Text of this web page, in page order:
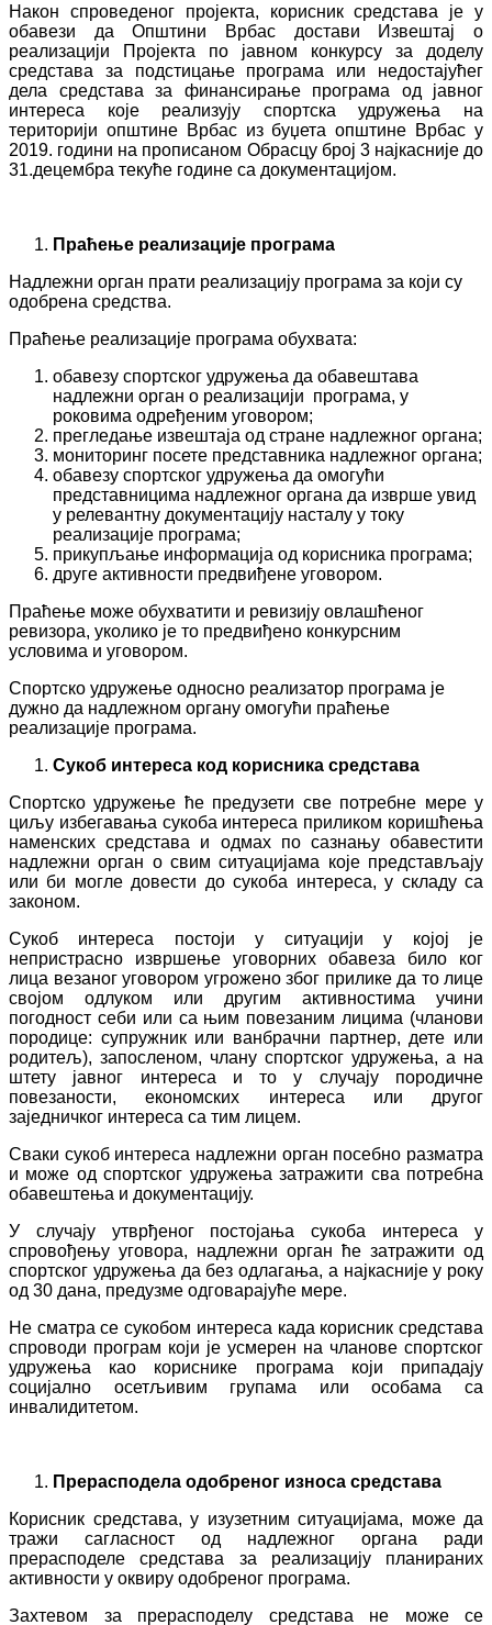
Након спроведеног пројекта, корисник средстава је у
обавези да Општини Врбас достави Извештај о
реализацији Пројекта по јавном конкурсу за доделу
средстава за подстицање програма или недостајућег
дела средстава за финансирање програма од јавног
интереса које реализују спортска удружења на
територији општине Врбас из буџета општине Врбас у
2019. години на прописаном Обрасцу број 3 најкасније до
31.децембра текуће године са документацијом.
Праћење реализације програма
Надлежни орган прати реализацију програма за који су
одобрена средства.
Праћење реализације програма обухвата:
обавезу спортског удружења да обавештава
надлежни орган о реализацији програма, у
роковима одређеним уговором;
прегледање извештаја од стране надлежног органа;
мониторинг посете представника надлежног органа;
обавезу спортског удружења да омогући
представницима надлежног органа да изврше увид
у релевантну документацију насталу у току
реализације програма;
прикупљање информација од корисника програма;
друге активности предвиђене уговором.
Праћење може обухватити и ревизију овлашћеног
ревизора, уколико је то предвиђено конкурсним
условима и уговором.
Спортско удружење односно реализатор програма је
дужно да надлежном органу омогући праћење
реализације програма.
Сукоб интереса код корисника средстава
Спортско удружење ће предузети све потребне мере у
циљу избегавања сукоба интереса приликом коришћења
наменских средстава и одмах по сазнању обавестити
надлежни орган о свим ситуацијама које представљају
или би могле довести до сукоба интереса, у складу са
законом.
Сукоб интереса постоји у ситуацији у којој је
непристрасно извршење уговорних обавеза било ког
лица везаног уговором угрожено због прилике да то лице
својом одлуком или другим активностима учини
погодност себи или са њим повезаним лицима (чланови
породице: супружник или ванбрачни партнер, дете или
родитељ), запосленом, члану спортског удружења, а на
штету јавног интереса и то у случају породичне
повезаности, економских интереса или другог
заједничког интереса са тим лицем.
Сваки сукоб интереса надлежни орган посебно разматра
и може од спортског удружења затражити сва потребна
обавештења и документацију.
У случају утврђеног постојања сукоба интереса у
спровођењу уговора, надлежни орган ће затражити од
спортског удружења да без одлагања, а најкасније у року
од 30 дана, предузме одговарајуће мере.
Не сматра се сукобом интереса када корисник средстава
спроводи програм који је усмерен на чланове спортског
удружења као кориснике програма који припадају
социјално осетљивим групама или особама са
инвалидитетом.
Прерасподела одобреног износа средстава
Корисник средстава, у изузетним ситуацијама, може да
тражи сагласност од надлежног органа ради
прерасподеле средстава за реализацију планираних
активности у оквиру одобреног програма.
Захтевом за прерасподелу средстава не може се